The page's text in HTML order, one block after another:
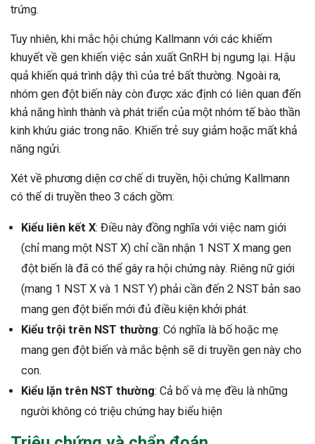
trứng.
Tuy nhiên, khi mắc hội chứng Kallmann với các khiếm
khuyết về gen khiến việc sản xuất GnRH bị ngưng lại. Hậu
quả khiến quá trình dậy thì của trẻ bất thường. Ngoài ra,
nhóm gen đột biến này còn được xác định có liên quan đến
khả năng hình thành và phát triển của một nhóm tế bào thần
kinh khứu giác trong não. Khiến trẻ suy giảm hoặc mất khả
năng ngửi.
Xét về phương diện cơ chế di truyền, hội chứng Kallmann
có thể di truyền theo 3 cách gồm:
Kiểu liên kết X: Điều này đồng nghĩa với việc nam giới
(chỉ mang một NST X) chỉ cần nhận 1 NST X mang gen
đột biến là đã có thể gây ra hội chứng này. Riêng nữ giới
(mang 1 NST X và 1 NST Y) phải cần đến 2 NST bản sao
mang gen đột biến mới đủ điều kiện khởi phát.
Kiểu trội trên NST thường: Có nghĩa là bố hoặc mẹ
mang gen đột biến và mắc bệnh sẽ di truyền gen này cho
con.
Kiểu lặn trên NST thường: Cả bố và mẹ đều là những
người không có triệu chứng hay biểu hiện